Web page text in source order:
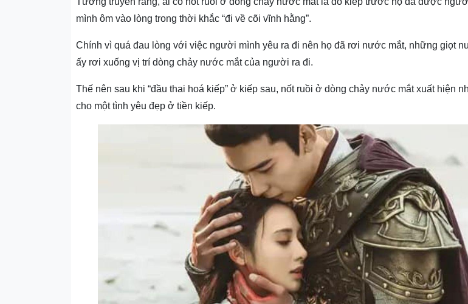
mình ôm vào lòng trong thời khắc “đi về cõi vĩnh hằng”.
Chính vì quá đau lòng với việc người mình yêu ra đi nên họ đã rơi nước mắt, những giọt
ấy rơi xuống vị trí dòng chảy nước mắt của người ra đi.
Thế nên sau khi “đầu thai hoá kiếp” ở kiếp sau, nốt ruồi ở dòng chảy nước mắt xuất hiện
cho một tình yêu đẹp ở tiền kiếp.